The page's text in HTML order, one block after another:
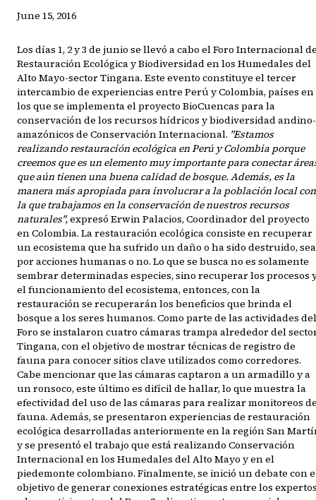
June 15, 2016
Los días​ 1, 2 y 3 de junio se llevó a cabo el Foro Internacional
Restauración Ecológica y Biodiversidad en los Humedales del
Alto Mayo-sector Tingana. Este evento constituye el tercer
intercambio de experiencias entre Perú y Colombia, países en
los que se implementa el proyecto BioCuencas para la
conservación de los recursos hídricos y biodiversidad andino-
amazónicos de Conservación Internacional. "Estamos
realizando restauración ecológica en Perú y Colombia porque
creemos que es un elemento muy importante para conectar
que aún tienen una buena calidad de bosque. Además, es la
manera más apropiada para involucrar a la población local con
la que trabajamos en la conservación de nuestros recursos
naturales",expresó Erwin Palacios, Coordinador del proyecto
en Colombia. La restauración ecológica consiste en recuperar
un ecosistema que ha sufrido un daño o ha sido destruido, sea
por acciones humanas o no. Lo que se busca no es solamente
sembrar determinadas especies, sino recuperar los procesos
el funcionamiento del ecosistema, entonces, con la
restauración se recuperarán los beneficios que brinda el
bosque a los seres humanos. Como parte de las actividades del
Foro se instalaron cuatro cámaras trampa alrededor del
Tingana, con el objetivo de mostrar técnicas de registro de
fauna para conocer sitios clave utilizados como corredores.
Cabe mencionar que las cámaras captaron a un armadillo y a
un ronsoco, este último es difícil de hallar, lo que muestra la
efectividad del uso de las cámaras para realizar monitoreos
fauna. Además, se presentaron experiencias de restauración
ecológica desarrolladas anteriormente en la región San
y se presentó el trabajo que está realizando Conservación
Internacional en los Humedales del Alto Mayo y en el
piedemonte colombiano. Finalmente, se inició un debate con
objetivo de generar conexiones estratégicas entre los